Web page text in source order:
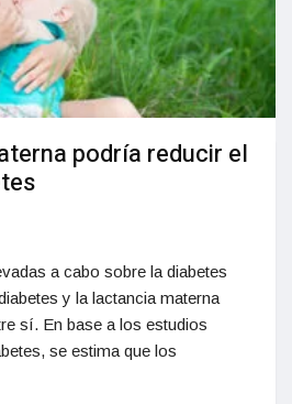
podría reducir el
a cabo sobre la diabetes
y la lactancia materna
sí. En base a los estudios
se estima que los